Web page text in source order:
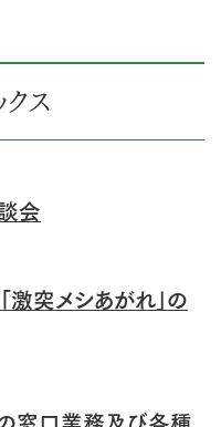
クス
会
突メシあがれ」の